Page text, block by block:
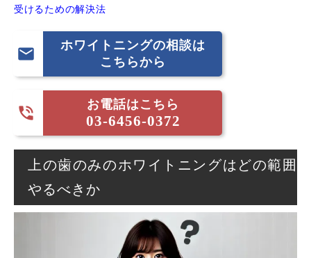
受けるための解決法

ホワイトニングの相談は
こちらから
 お電話はこちら
03-6456-0372
上の歯のみのホワイトニングはどの範囲
やるべきか